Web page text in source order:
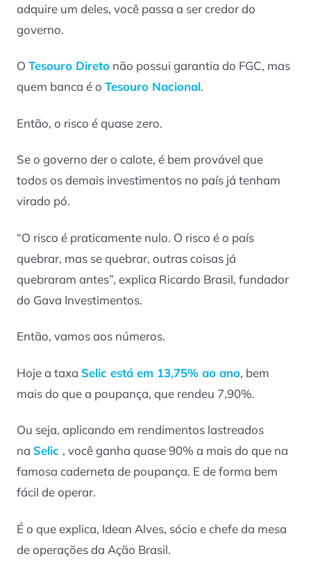
adquire um deles, você passa a ser credor do
governo.
O Tesouro Direto não possui garantia do FGC, mas
quem banca é o Tesouro Nacional.
Então, o risco é quase zero.
Se o governo der o calote, é bem provável que
todos os demais investimentos no país já tenham
virado pó.
“O risco é praticamente nulo. O risco é o país
quebrar, mas se quebrar, outras coisas já
quebraram antes”, explica Ricardo Brasil, fundador
do Gava Investimentos.
Então, vamos aos números.
Hoje a taxa Selic está em 13,75% ao ano, bem
mais do que a poupança, que rendeu 7,90%.
Ou seja, aplicando em rendimentos lastreados
na Selic , você ganha quase 90% a mais do que na
famosa caderneta de poupança. E de forma bem
fácil de operar.
É o que explica, Idean Alves, sócio e chefe da mesa
de operações da Ação Brasil.